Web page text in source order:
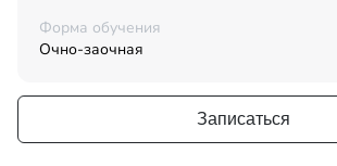
Форма обучения
Очно-заочная
Записаться